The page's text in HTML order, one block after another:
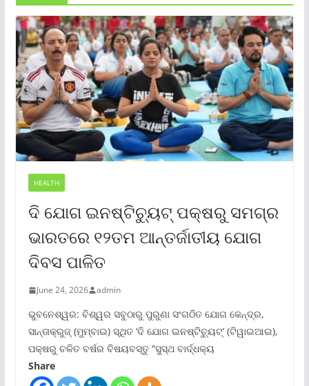
HEALTH
ଦି ଯୋଗ ଇନଷ୍ଟିଚ୍ୟୁଟ୍ ପକ୍ଷରୁ ସମଗ୍ର
ଭାରତରେ ୧୨ତମ ଆନ୍ତର୍ଜାତୀୟ ଯୋଗ
ଦିବସ ପାଳିତ
June 24, 2026 admin
ଭୁବନେଶ୍ୱର: ବିଶ୍ୱର ସବୁଠାରୁ ପୁରୁଣା ସଂଗଠିତ ଯୋଗ କେନ୍ଦ୍ର,
ସାନ୍ତାକ୍ରୁଜ୍ (ମୁମ୍ବାଇ) ସ୍ଥିତ ‘ଦି ଯୋଗ ଇନଷ୍ଟିଚ୍ୟୁଟ୍‌’ (ଟିୱାଇଆଇ),
ପକ୍ଷରୁ ଚଳିତ ବର୍ଷର ବିଷୟବସ୍ତୁ “ସୁସ୍ଥ ବାର୍ଦ୍ଧକ୍ୟ
Share